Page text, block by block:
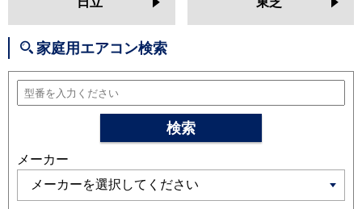
MSZ-JXV2523
MSZ-ZXV2523
MSZ-GV2522 MSZ-AXV2522
MSZ-BXV2522
MSZ-ZXV2522
日立 RAS-XJ2525S RAS-AJ25R RAS-
MJ25R RAS-V25R
RAS-XJ25R RAS-AJ25N
RAS-XJ25N
AJ25M RAS-V25M RAS-ZJ25M
家庭用エアコン検索
検索
メーカー